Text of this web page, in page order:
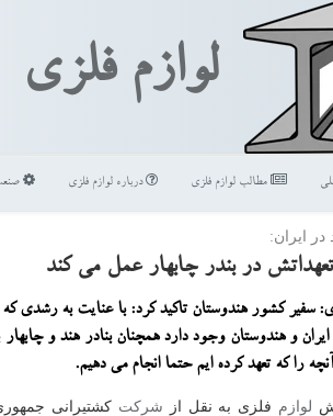
لوازم فلزی
مطالب لوازم فلزی درباره لوازم فلزی
در ایران:
در بندر چابهار عمل می كند
سفیر كشور هندوستان تاكید كرد: با عنایت به رشدی
و هندوستان وجود دارد همچنان بنادر هند و چابهار
را كه تعهد كرده ایم حتما انجام می دهیم.
لوازم فلزی به نقل از شركت كشتیرانی